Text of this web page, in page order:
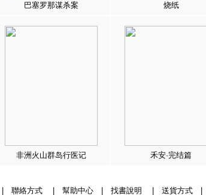
巴塞罗那谋杀案 烧纸
非洲火山群岛行医记 禾安·完结篇
聯絡方式| 幫助中心| 找書說明 送貨方式|